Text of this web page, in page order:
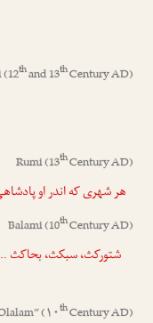
(12thand 13thCentury AD)
Rumi(13thCentury AD)
هر شهری که اندراو
Balami(10thCentury AD)
شتورکث، سبکث، بحاکث
” (۱۰thCentury AD)